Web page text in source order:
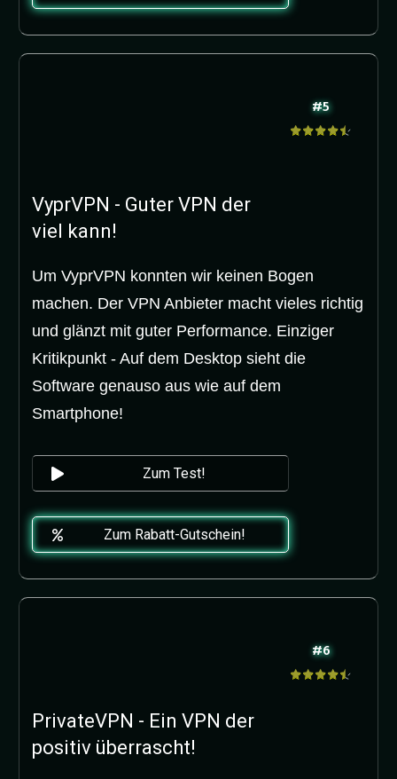
#5
VyprVPN - Guter VPN der
viel kann!
Um VyprVPN konnten wir keinen Bogen
machen. Der VPN Anbieter macht vieles richtig
und glänzt mit guter Performance. Einziger
Kritikpunkt - Auf dem Desktop sieht die
Software genauso aus wie auf dem
Smartphone!
Zum Test!
Zum Rabatt-Gutschein!
#6
PrivateVPN - Ein VPN der
positiv überrascht!